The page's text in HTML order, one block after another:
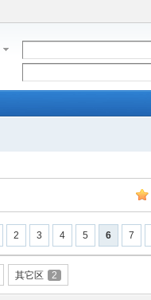
2 3 4 5 6 7
其它区 2